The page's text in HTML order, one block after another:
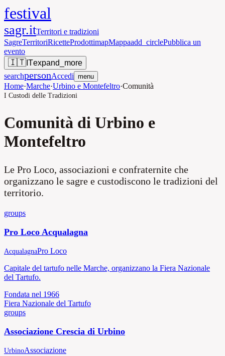
festival
sagr.itTerritori e tradizioni
SagreTerritoriRicetteProdottimapMappaadd_circlePubblica un
evento
🇮🇹 ITexpand_more
searchpersonAccedi menu
Home·Marche·Urbino e Montefeltro·Comunità
I Custodi delle Tradizioni
Comunità di Urbino e
Montefeltro
Le Pro Loco, associazioni e confraternite che
organizzano le sagre e custodiscono le tradizioni del
territorio.
groups
Pro Loco Acqualagna
AcqualagnaPro Loco
Capitale del tartufo nelle Marche, organizzano la Fiera Nazionale
del Tartufo.
Fondata nel 1966
Fiera Nazionale del Tartufo
groups
Associazione Crescia di Urbino
UrbinoAssociazione